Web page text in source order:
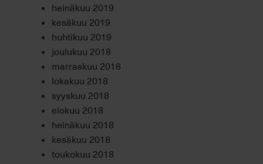
heinäkuu 2019
kesäkuu 2019
huhtikuu 2019
joulukuu 2018
marraskuu 2018
lokakuu 2018
syyskuu 2018
elokuu 2018
heinäkuu 2018
kesäkuu 2018
toukokuu 2018